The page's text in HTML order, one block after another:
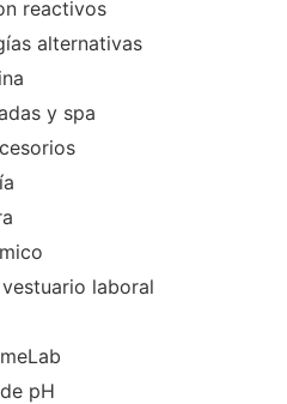
reactivos
alternativas
y spa
laboral
pH